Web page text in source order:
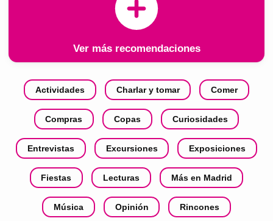
Ver más recomendaciones
Actividades Charlar y tomar Comer
Compras Copas Curiosidades
Entrevistas Excursiones Exposiciones
Fiestas Lecturas Más en Madrid
Música Opinión Rincones